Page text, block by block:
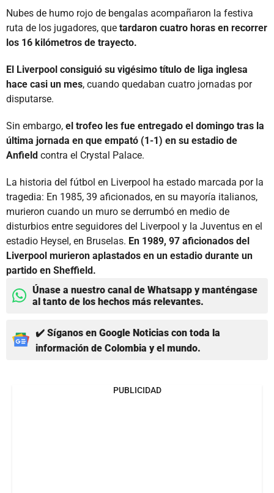
Nubes de humo rojo de bengalas acompañaron la festiva
ruta de los jugadores, que tardaron cuatro horas en recorrer
los 16 kilómetros de trayecto.
El Liverpool consiguió su vigésimo título de liga inglesa
hace casi un mes, cuando quedaban cuatro jornadas por
disputarse.
Sin embargo, el trofeo les fue entregado el domingo tras la
última jornada en que empató (1-1) en su estadio de
Anfield contra el Crystal Palace.
La historia del fútbol en Liverpool ha estado marcada por la
tragedia: En 1985, 39 aficionados, en su mayoría italianos,
murieron cuando un muro se derrumbó en medio de
disturbios entre seguidores del Liverpool y la Juventus en el
estadio Heysel, en Bruselas. En 1989, 97 aficionados del
Liverpool murieron aplastados en un estadio durante un
partido en Sheffield.
Únase a nuestro canal de Whatsapp y manténgase
al tanto de los hechos más relevantes.
✔️ Síganos en Google Noticias con toda la
información de Colombia y el mundo.
PUBLICIDAD